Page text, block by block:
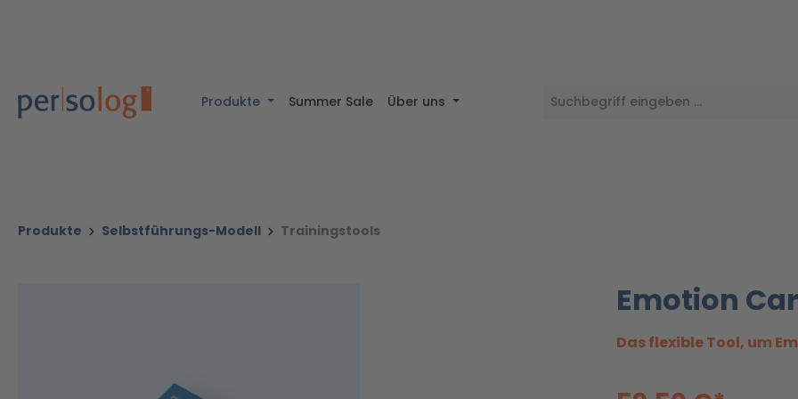
Produkte Summer Sale Über uns
Produkte Selbstführungs-Modell Trainingstools
Emotion
Das flexible Tool, um